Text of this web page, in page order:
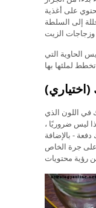
على أغذية
إلى السلطة
الحاوية التي
في اللون الذي
ليس ضروريًا ،
- بالإضافة
على جرة الخاص